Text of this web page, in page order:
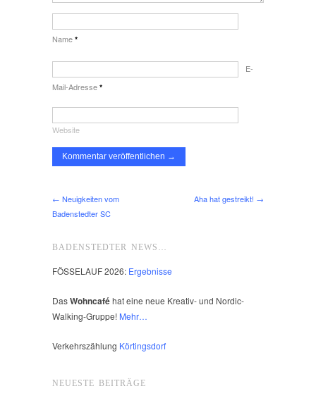
Name *
E-
Mail-Adresse *
Website
← Neuigkeiten vom
Badenstedter SC
Aha hat gestreikt! →
BADENSTEDTER NEWS…
FÖSSELAUF 2026: Ergebnisse
DasWohncaféhat eine neue Kreativ- und Nordic-
Walking-Gruppe! Mehr…
Verkehrszählung Körtingsdorf
NEUESTE BEITRÄGE